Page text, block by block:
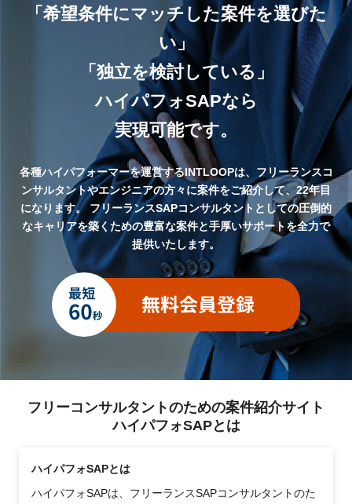
「希望条件にマッチした案件を選びた
い」
「独立を検討している」
ハイパフォSAPなら
実現可能です。
各種ハイパフォーマーを運営するINTLOOPは、フリーランスコ
ンサルタントやエンジニアの方々に案件をご紹介して、22年目
になります。フリーランスSAPコンサルタントとしての圧倒的
なキャリアを築くための豊富な案件と手厚いサポートを全力で
提供いたします。
フリーコンサルタントのための案件紹介サイト
ハイパフォSAPとは
ハイパフォSAPとは
ハイパフォSAPは、フリーランスSAPコンサルタントのた